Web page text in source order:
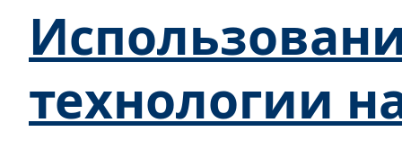
технологии